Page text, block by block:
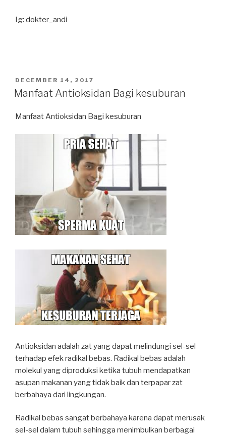
Ig: dokter_andi
POSTED
ON
DECEMBER 14, 2017
Manfaat Antioksidan Bagi kesuburan
Manfaat Antioksidan Bagi kesuburan
Antioksidan adalah zat yang dapat melindungi sel-sel
terhadap efek radikal bebas. Radikal bebas adalah
molekul yang diproduksi ketika tubuh mendapatkan
asupan makanan yang tidak baik dan terpapar zat
berbahaya dari lingkungan.
Radikal bebas sangat berbahaya karena dapat merusak
sel-sel dalam tubuh sehingga menimbulkan berbagai